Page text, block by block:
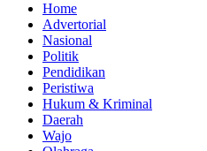
Home
Advertorial
Nasional
Politik
Pendidikan
Peristiwa
Hukum & Kriminal
Daerah
Wajo